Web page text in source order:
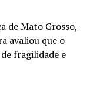
de Mato Grosso,
avaliou que o
fragilidade e